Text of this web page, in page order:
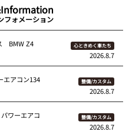
フォメーション
BMW Z4
心ときめく車たち
2026.8.7
エアコン134
整備/カスタム
2026.8.7
ワーエアコ
整備/カスタム
2026.8.7